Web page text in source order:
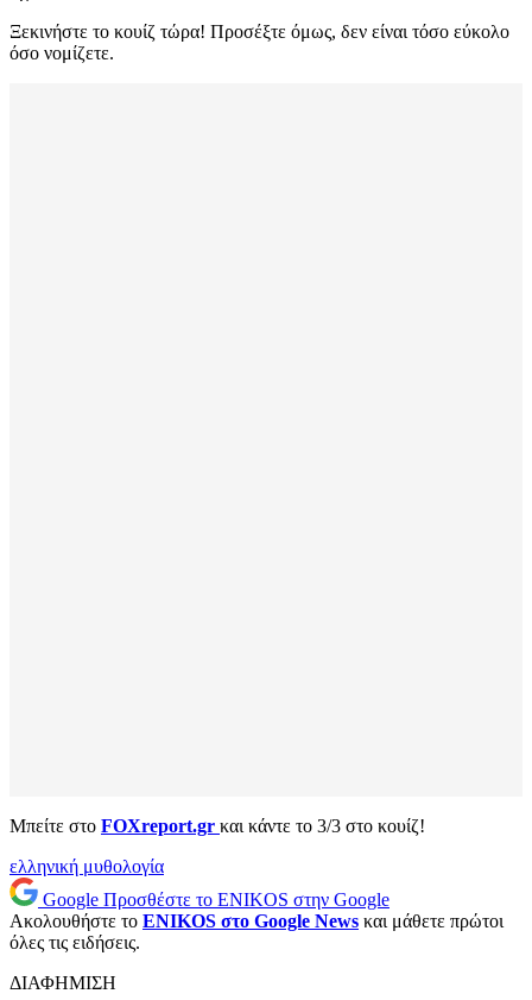
Ξεκινήστε το κουίζ τώρα! Προσέξτε όμως, δεν είναι τόσο εύκολο
όσο νομίζετε.
Μπείτε στο FOXreport.gr και κάντε το 3/3 στο κουίζ!
ελληνική μυθολογία
Google Προσθέστε το ENIKOS στην Google
Ακολουθήστε το ENIKOS στο Google News και μάθετε πρώτοι
όλες τις ειδήσεις.
ΔΙΑΦΗΜΙΣΗ